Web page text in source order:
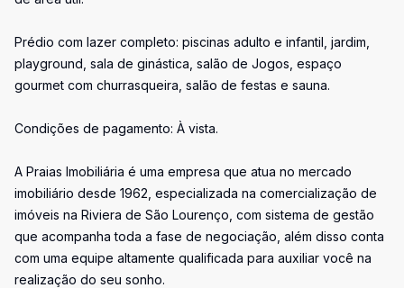
Prédio com lazer completo: piscinas adulto e infantil, jardim,
playground, sala de ginástica, salão de Jogos, espaço
gourmet com churrasqueira, salão de festas e sauna.
Condições de pagamento: À vista.
A Praias Imobiliária é uma empresa que atua no mercado
imobiliário desde 1962, especializada na comercialização de
imóveis na Riviera de São Lourenço, com sistema de gestão
que acompanha toda a fase de negociação, além disso conta
com uma equipe altamente qualificada para auxiliar você na
realização do seu sonho.